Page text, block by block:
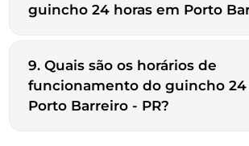
guincho 24 horas em Porto
9. Quais são os horários de
funcionamento do guincho 24
Porto Barreiro - PR?